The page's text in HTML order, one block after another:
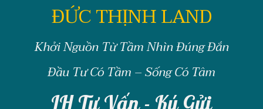
ĐỨC THỊNH LAND
Khởi Nguồn Từ Tầm Nhìn Đúng Đắn
Đầu Tư Có Tầm – Sống Có Tâm